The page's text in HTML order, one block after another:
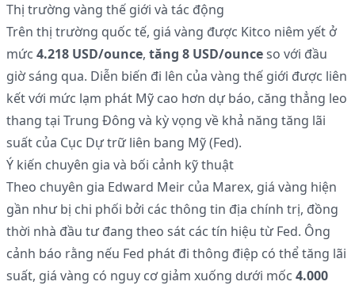
Thị trường vàng thế giới và tác động
Trên thị trường quốc tế, giá vàng được Kitco niêm yết ở
mức 4.218 USD/ounce, tăng 8 USD/ounceso với đầu
giờ sáng qua. Diễn biến đi lên của vàng thế giới được liên
kết với mức lạm phát Mỹ cao hơn dự báo, căng thẳng leo
thang tại Trung Đông và kỳ vọng về khả năng tăng lãi
suất của Cục Dự trữ liên bang Mỹ (Fed).
Ý kiến chuyên gia và bối cảnh kỹ thuật
Theo chuyên gia Edward Meir của Marex, giá vàng hiện
gần như bị chi phối bởi các thông tin địa chính trị, đồng
thời nhà đầu tư đang theo sát các tín hiệu từ Fed. Ông
cảnh báo rằng nếu Fed phát đi thông điệp có thể tăng lãi
suất, giá vàng có nguy cơ giảm xuống dưới mốc 4.000